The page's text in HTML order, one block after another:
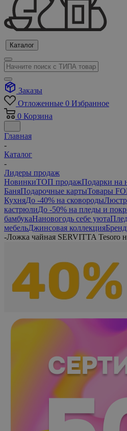
Каталог
Заказы
Отложенные 0 Избранное
0 Корзина
Главная
-
Каталог
-
Лидеры продаж
НовинкиТОП продажПодарки на
БаняПодарочные картыТовары
КухняДо -40% на сковороды
кастрюлиДо -50% на пледы и
бамбукаНановогодь себе уюта
мебельДжинсовая коллекция
-Ложка чайная SERVITTA Tesoro